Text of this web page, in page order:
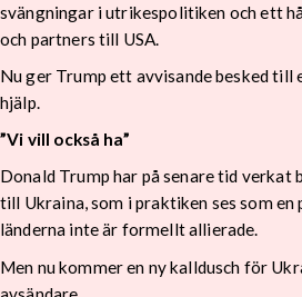
svängningar i utrikespolitiken och ett
och partners till USA.
Nu ger Trump ett avvisande besked till
hjälp.
”Vi vill också ha”
Donald Trump har på senare tid
till Ukraina, som i praktiken ses som en
länderna inte är formellt allierade.
Men nu kommer en ny kalldusch för